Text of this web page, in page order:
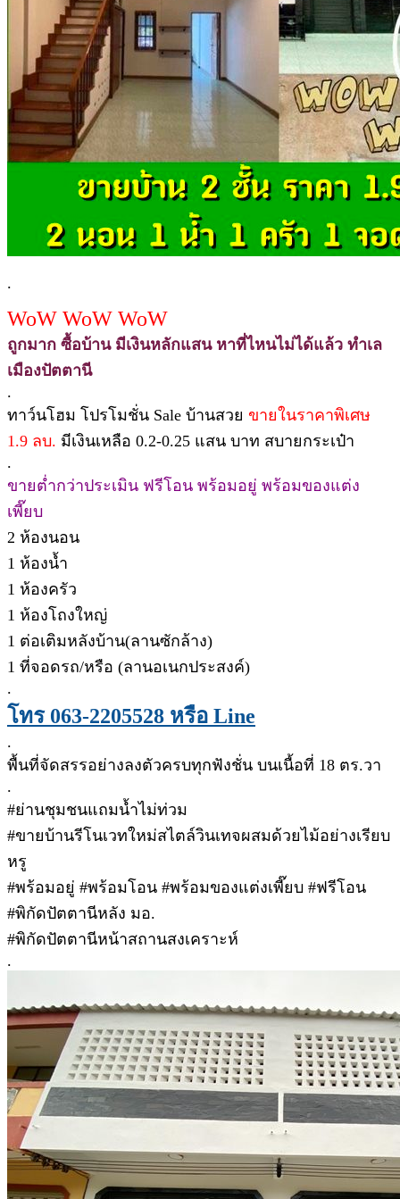
.
WoW WoW WoW
ถูกมาก ซื้อบ้าน มีเงินหลักแสน หาที่ไหนไม่ได้แล้ว ทำเล
เมืองปัตตานี
.
ทาว์นโฮม โปรโมชั่น Sale บ้านสวย ขายในราคาพิเศษ
1.9 ลบ. มีเงินเหลือ 0.2-0.25 แสน บาท สบายกระเป๋า
.
ขายต่ำกว่าประเมิน ฟรีโอน พร้อมอยู่ พร้อมของแต่ง
เพี๊ยบ
2 ห้องนอน
1 ห้องน้ำ
1 ห้องครัว
1 ห้องโถงใหญ่
1 ต่อเติมหลังบ้าน(ลานซักล้าง)
1 ที่จอดรถ/หรือ (ลานอเนกประสงค์)
.
โทร 063-2205528 หรือ Line
.
พื้นที่จัดสรรอย่างลงตัวครบทุกฟังชั่น บนเนื้อที่ 18 ตร.วา
.
#ย่านชุมชนแถมน้ำไม่ท่วม
#ขายบ้านรีโนเวทใหม่สไตล์วินเทจผสมด้วยไม้อย่างเรียบ
หรู
#พร้อมอยู่ #พร้อมโอน #พร้อมของแต่งเพี๊ยบ #ฟรีโอน
#พิกัดปัตตานีหลัง มอ.
#พิกัดปัตตานีหน้าสถานสงเคราะห์
.